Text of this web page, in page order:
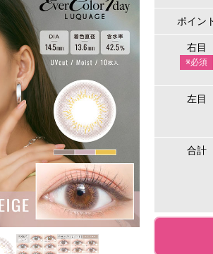
ポイン
右目
※必須
左目
合計